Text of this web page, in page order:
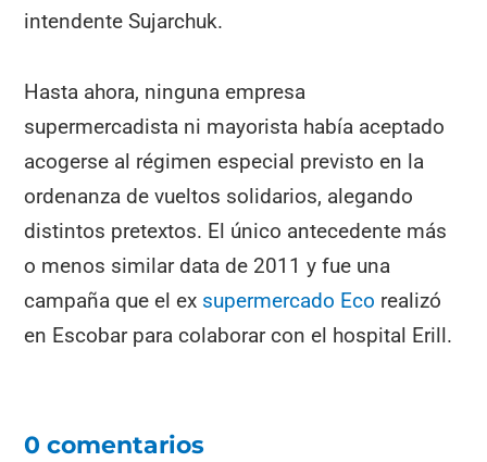
intendente Sujarchuk.
Hasta ahora, ninguna empresa
supermercadista ni mayorista había aceptado
acogerse al régimen especial previsto en la
ordenanza de vueltos solidarios, alegando
distintos pretextos. El único antecedente más
o menos similar data de 2011 y fue una
campaña que el ex supermercado Eco realizó
en Escobar para colaborar con el hospital Erill.
0 comentarios